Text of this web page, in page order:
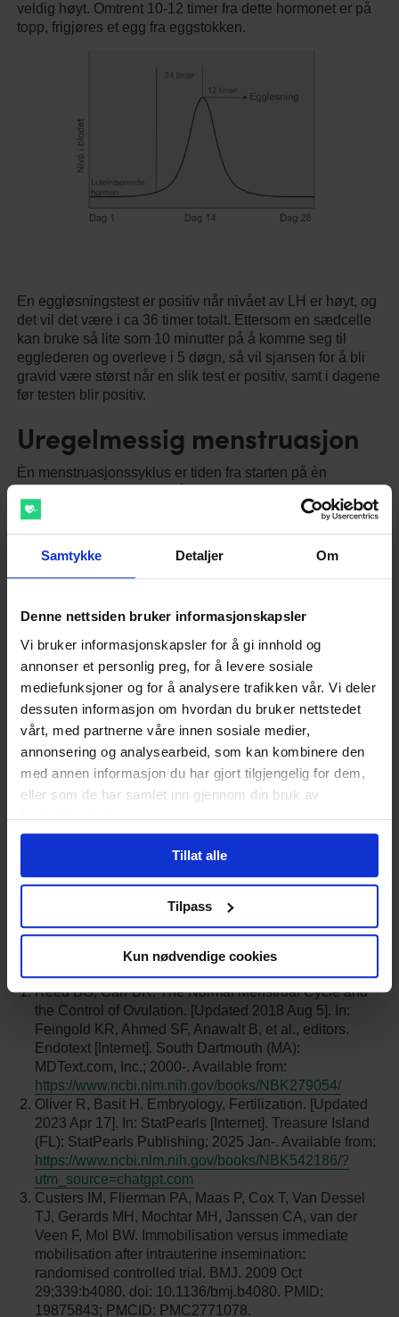
Samtykke Detaljer Om
Denne nettsiden bruker informasjonskapsler
Vi bruker informasjonskapsler for å gi innhold og
annonser et personlig preg, for å levere sosiale
mediefunksjoner og for å analysere trafikken vår. Vi deler
dessuten informasjon om hvordan du bruker nettstedet
vårt, med partnerne våre innen sosiale medier,
annonsering og analysearbeid, som kan kombinere den
med annen informasjon du har gjort tilgjengelig for dem,
eller som de har samlet inn gjennom din bruk av
tjenestene deres.
Tillat alle
Tilpass
Kun nødvendige cookies
veldig høyt. Omtrent 10-12 timer fra dette hormonet er på
topp, frigjøres et egg fra eggstokken.
En eggløsningstest er positiv når nivået av LH er høyt, og
det vil det være i ca 36 timer totalt. Ettersom en sædcelle
kan bruke så lite som 10 minutter på å komme seg til
egglederen og overleve i 5 døgn, så vil sjansen for å bli
gravid være størst når en slik test er positiv, samt i dagene
før testen blir positiv.
Uregelmessig menstruasjon
Èn menstruasjonssyklus er tiden fra starten på èn
normal at en syklus varer fra 24 til 38 dager.
hva som kan anses som uregelmessig. Det defineres fra
forskjellen i antall dager mellom starten av hver
dager
Det kan være vanskeligere å bli gravid når man har
uregelmessige menstruasjoner, fordi eggløsningen blir
uforutsigbar, i noen tilfeller er det heller ingen eggløsning.
I slike tilfeller anbefales det å rådføre seg med lege, slik at
man i størst mulig grad kan lykkes med å bli gravid.
Oppnådd graviditet
Graviditetstest kan kjøpes på blant annet apoteket. Når
denne er positiv, er man gravid. Det anbefales kontakt til
fastlege eller jordmor for videre oppfølging, slik at man
kan komme i gang med anbefalte svangerskapskontroller.
Lykke til!
Reed BG, Carr BR. The Normal Menstrual Cycle and
the Control of Ovulation. [Updated 2018 Aug 5]. In:
Feingold KR, Ahmed SF, Anawalt B, et al., editors.
Endotext [Internet]. South Dartmouth (MA):
MDText.com, Inc.; 2000-. Available from:
https://www.ncbi.nlm.nih.gov/books/NBK279054/
Oliver R, Basit H. Embryology, Fertilization. [Updated
2023 Apr 17]. In: StatPearls [Internet]. Treasure Island
(FL): StatPearls Publishing; 2025 Jan-. Available from:
https://www.ncbi.nlm.nih.gov/books/NBK542186/?
utm_source=chatgpt.com
Custers IM, Flierman PA, Maas P, Cox T, Van Dessel
TJ, Gerards MH, Mochtar MH, Janssen CA, van der
Veen F, Mol BW. Immobilisation versus immediate
mobilisation after intrauterine insemination:
randomised controlled trial. BMJ. 2009 Oct
29;339:b4080. doi: 10.1136/bmj.b4080. PMID:
19875843; PMCID: PMC2771078.